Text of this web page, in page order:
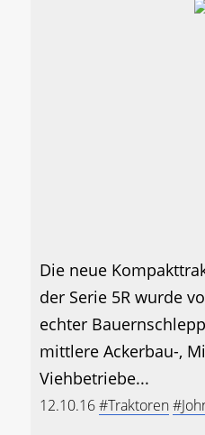
Die neue
der Serie 5R wurde
echter
mittlere Ackerbau-,
Viehbetriebe...
12.10.16#Traktoren